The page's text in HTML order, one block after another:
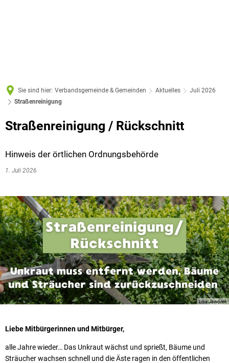
Sie sind hier: Verbandsgemeinde & Gemeinden Aktuelles
Juli 2026
Straßenreinigung
Straßenreinigung / Rückschnitt
Hinweis der örtlichen Ordnungsbehörde
1. Juli 2026
Lisa Jaworek
Liebe Mitbürgerinnen und Mitbürger,
alle Jahre wieder… Das Unkraut wächst und sprießt, Bäume und
Sträucher wachsen schnell und die Äste ragen in den öffentlichen